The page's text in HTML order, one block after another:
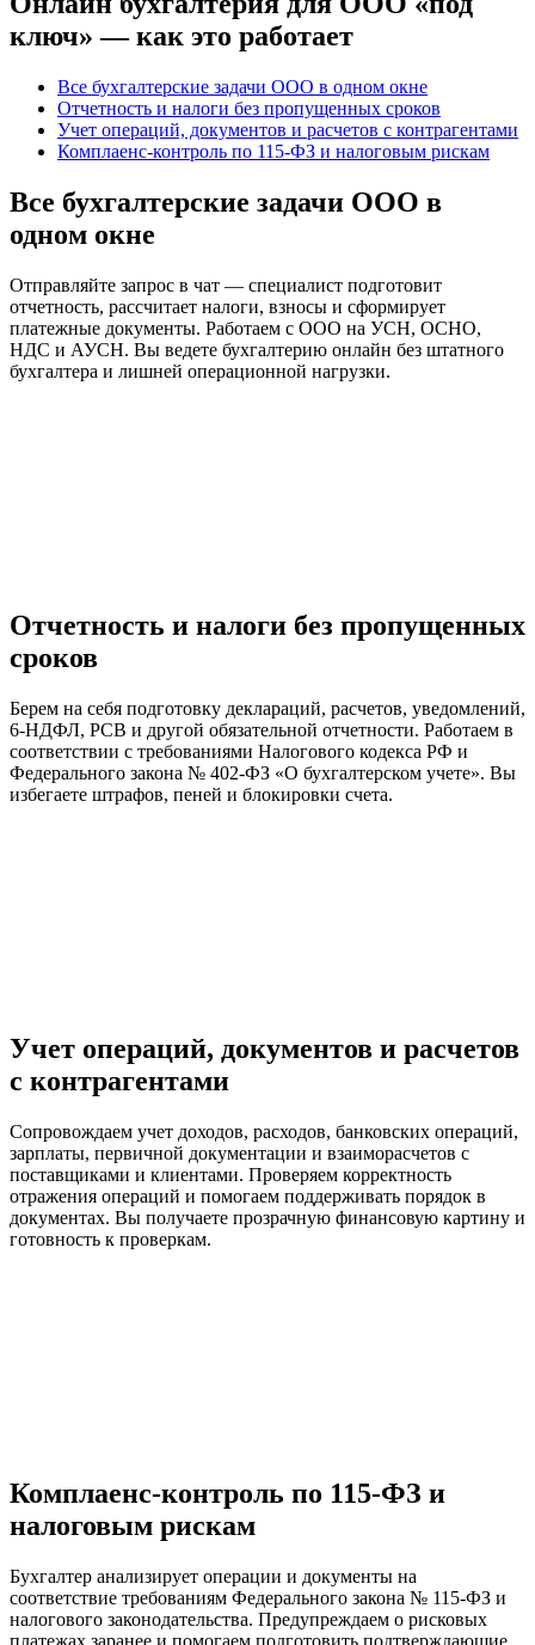
ключ» — как это работает
Все бухгалтерские задачи ООО в одном окне
Отчетность и налоги без пропущенных сроков
Учет операций, документов и расчетов с контрагентами
Комплаенс-контроль по 115-ФЗ и налоговым рискам
Все бухгалтерские задачи ООО в
одном окне
Отправляйте запрос в чат — специалист подготовит
отчетность, рассчитает налоги, взносы и сформирует
платежные документы. Работаем с ООО на УСН, ОСНО,
НДС и АУСН. Вы ведете бухгалтерию онлайн без штатного
бухгалтера и лишней операционной нагрузки.
Отчетность и налоги без пропущенных
сроков
Берем на себя подготовку деклараций, расчетов, уведомлений,
6-НДФЛ, РСВ и другой обязательной отчетности. Работаем в
соответствии с требованиями Налогового кодекса РФ и
Федерального закона № 402-ФЗ «О бухгалтерском учете». Вы
избегаете штрафов, пеней и блокировки счета.
Учет операций, документов и расчетов
с контрагентами
Сопровождаем учет доходов, расходов, банковских операций,
зарплаты, первичной документации и взаиморасчетов с
поставщиками и клиентами. Проверяем корректность
отражения операций и помогаем поддерживать порядок в
документах. Вы получаете прозрачную финансовую картину и
готовность к проверкам.
Комплаенс-контроль по 115-ФЗ и
налоговым рискам
Бухгалтер анализирует операции и документы на
соответствие требованиям Федерального закона № 115-ФЗ и
налогового законодательства. Предупреждаем о рисковых
платежах заранее и помогаем подготовить подтверждающие